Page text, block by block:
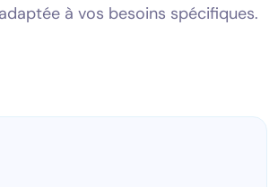
à vos besoins spécifiques.